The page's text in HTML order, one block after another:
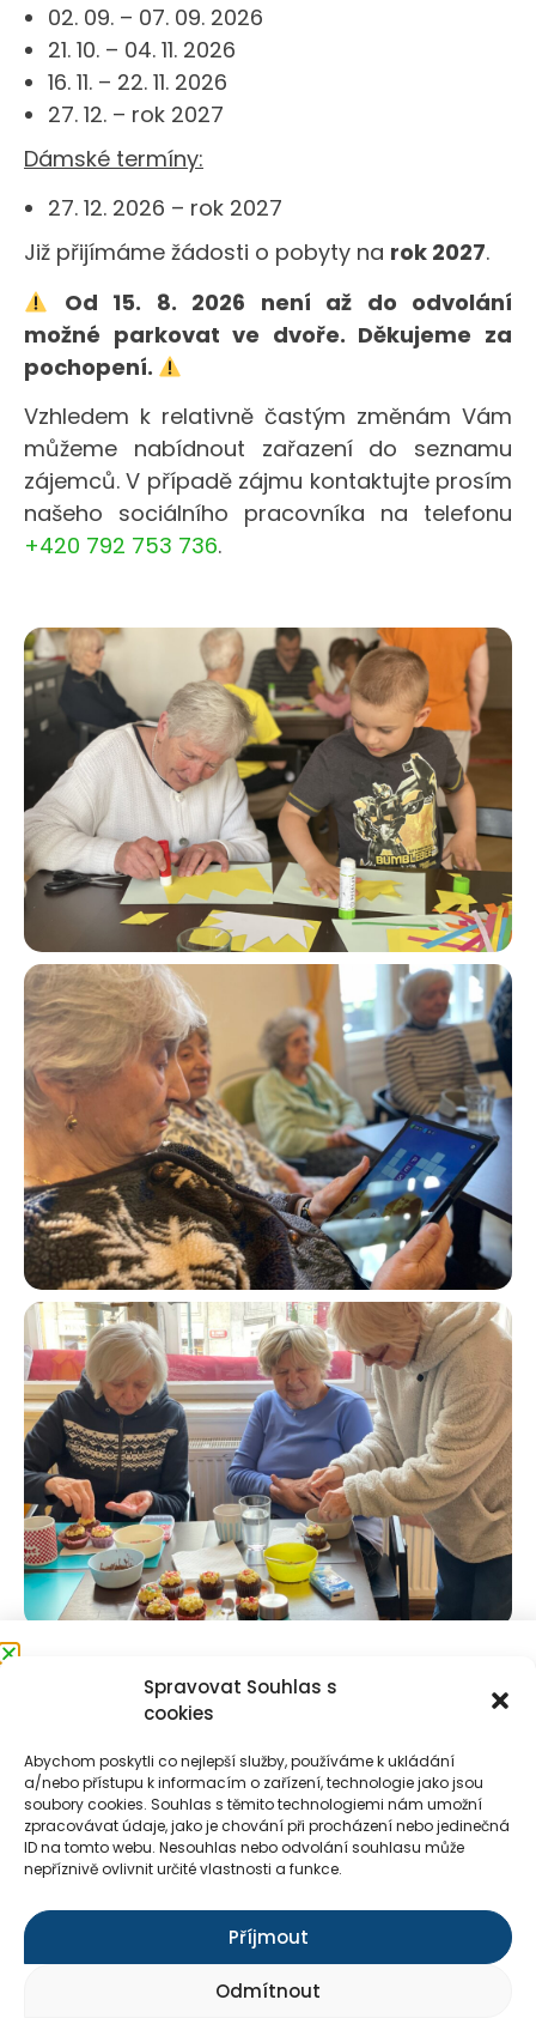
Spravovat Souhlas s
cookies
Abychom poskytli co nejlepší služby, používáme k ukládání
a/nebo přístupu k informacím o zařízení, technologie jako jsou
soubory cookies. Souhlas s těmito technologiemi nám umožní
zpracovávat údaje, jako je chování při procházení nebo jedinečná
ID na tomto webu. Nesouhlas nebo odvolání souhlasu může
nepříznivě ovlivnit určité vlastnosti a funkce.
Příjmout
Odmítnout
02. 09. – 07. 09. 2026
21. 10. – 04. 11. 2026
16. 11. – 22. 11. 2026
27. 12. – rok 2027
Dámské termíny:
27. 12. 2026 – rok 2027
Již přijímáme žádosti o pobyty na rok 2027.
Od 15. 8. 2026 není až do odvolání
možné parkovat ve dvoře. Děkujeme za
pochopení.
Vzhledem k relativně častým změnám Vám
můžeme nabídnout zařazení do seznamu
zájemců. V případě zájmu kontaktujte prosím
našeho sociálního pracovníka na telefonu
+420 792 753 736.
Kontakty E-shop Pro média
Přihlásit k odběru novinek
Přihlaste se k odběru
novinek
Každý měsíc rozesíláme elektronicky
informace o aktualitách ze Seňoriny.
Přihlaste se a zůstaňte s námi v
kontaktu.
Přihlásit k odběru novinek